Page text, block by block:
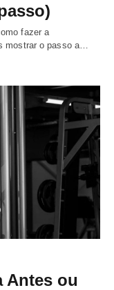
fazer a
mostrar o passo a…
Antes ou